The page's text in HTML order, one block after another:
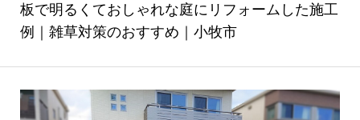
板で明るくておしゃれな庭にリフォームした施工
例｜雑草対策のおすすめ｜小牧市